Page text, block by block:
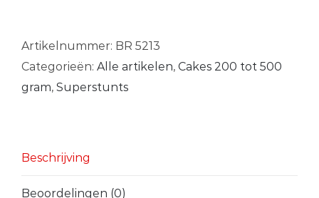
Artikelnummer: BR 5213
Categorieën: Alle artikelen, Cakes 200 tot 500
gram, Superstunts
Beschrijving
Beoordelingen (0)